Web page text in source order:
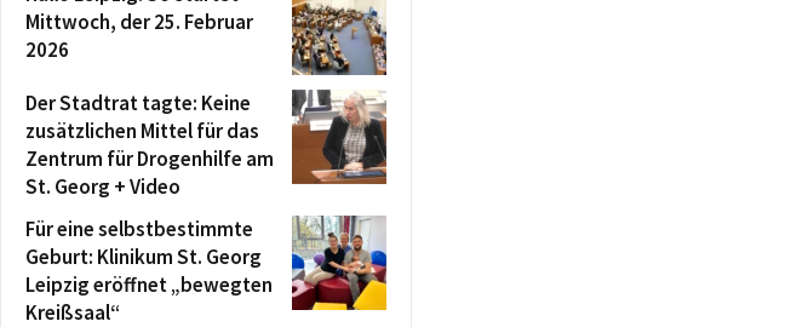
Mittwoch, der 25. Februar
2026
Der Stadtrat tagte: Keine
zusätzlichen Mittel für das
Zentrum für Drogenhilfe am
St. Georg + Video
Für eine selbstbestimmte
Geburt: Klinikum St. Georg
Leipzig eröffnet „bewegten
Kreißsaal“